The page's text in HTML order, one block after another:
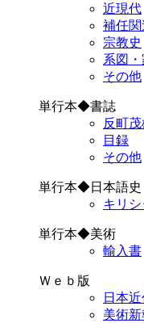
近現代
補任関
宗教史
系図
その他
単行本◆書誌
反町
目録
その他
単行本◆日本語史
キリ
単行本◆美術
輸入書
Ｗｅｂ版
日本
美術新